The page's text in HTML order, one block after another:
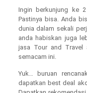
Ingin berkunjung ke
Pastinya bisa. Anda
dunia dalam sekali
anda habiskan juga
jasa Tour and Travel
semacam ini.
Yuk… buruan
dapatkan best deal